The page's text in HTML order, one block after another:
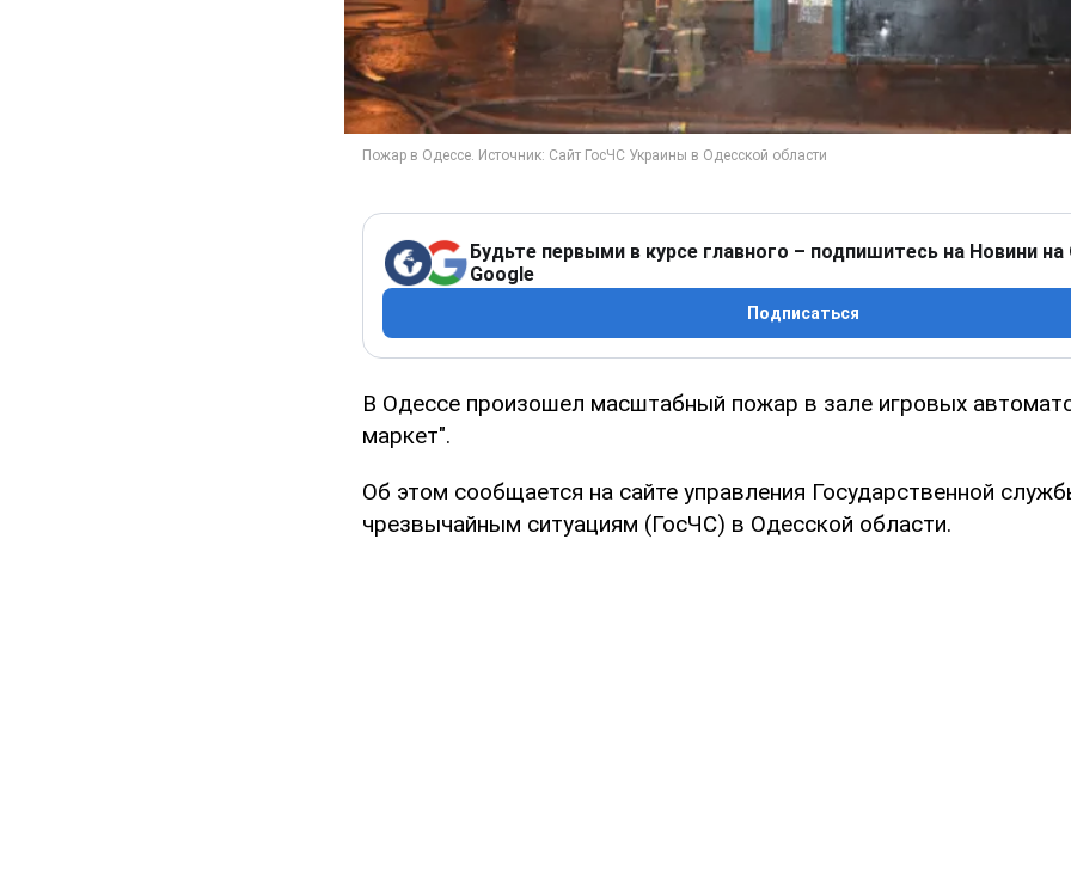
Будьте первыми в курсе главного – подпишитесь на Новини на
Google
Подписаться
В Одессе произошел масштабный пожар в зале игровых
маркет".
Об этом сообщается на сайте управления Государственной
чрезвычайным ситуациям (ГосЧС) в Одесской области.